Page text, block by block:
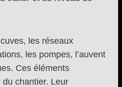
les réseaux
les pompes, l’auvent
Ces éléments
chantier. Leur